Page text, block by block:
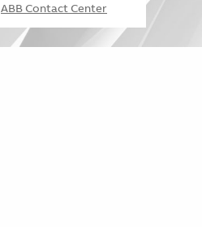
ABB Contact Center